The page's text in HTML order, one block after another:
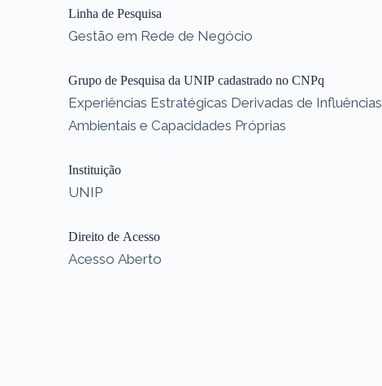
Linha de Pesquisa
Gestão em Rede de Negócio
Grupo de Pesquisa da UNIP cadastrado no CNPq
Experiências Estratégicas Derivadas de Influências
Ambientais e Capacidades Próprias
Instituição
UNIP
Direito de Acesso
Acesso Aberto